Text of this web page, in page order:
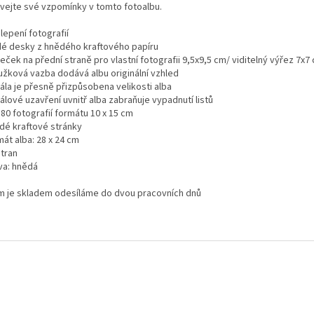
své vzpomínky v tomto fotoalbu.
fotografií
desky z hnědého kraftového papíru
na přední straně pro vlastní fotografii 9,5x9,5 cm/ viditelný výřez 7x7
vazba dodává albu originální vzhled
je přesně přizpůsobena velikosti alba
uzavření uvnitř alba zabraňuje vypadnutí listů
fotografií formátu 10 x 15 cm
kraftové stránky
alba: 28 x 24 cm
hnědá
je skladem odesíláme do dvou pracovních dnů